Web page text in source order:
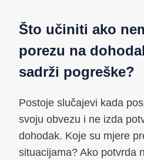
Što učiniti ako
porezu na
sadrži pogreške?
Postoje slučajevi kada
svoju obvezu i ne izda
dohodak. Koje su mjere
situacijama? Ako potvrda